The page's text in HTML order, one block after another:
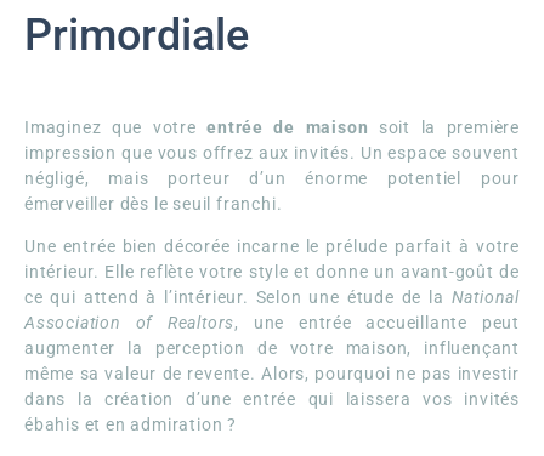
Primordiale
Imaginez que votreentrée de maison soit la première
impression que vous offrez aux invités. Un espace souvent
négligé, mais porteur d’un énorme potentiel pour
émerveiller dès le seuil franchi.
Une entrée bien décorée incarne le prélude parfait à votre
intérieur. Elle reflète votre style et donne un avant-goût de
ce qui attend à l’intérieur. Selon une étude de la National
Association of Realtors, une entrée accueillante peut
augmenter la perception de votre maison, influençant
même sa valeur de revente. Alors, pourquoi ne pas investir
dans la création d’une entrée qui laissera vos invités
ébahis et en admiration ?